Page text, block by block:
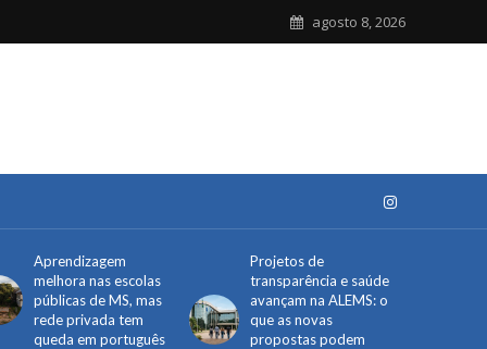
agosto 8, 2026
Aprendizagem
melhora nas escolas
públicas de MS, mas
rede privada tem
queda em português
Projetos de
transparência e saúde
avançam na ALEMS: o
que as novas
propostas podem